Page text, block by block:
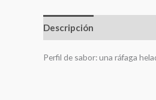
Descripción
Perfil de sabor: una ráfaga